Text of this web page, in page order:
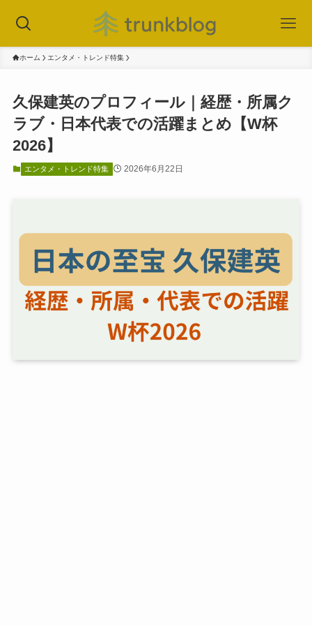
ホーム エンタメ・トレンド特集
久保建英のプロフィール｜経歴・所属ク
ラブ・日本代表での活躍まとめ【W杯
2026】
エンタメ・トレンド特集 2026年6月22日